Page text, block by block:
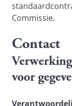
Commissie.
Contact
voor